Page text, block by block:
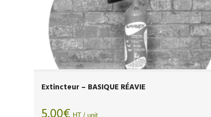
Extincteur – BASIQUE RÉAVIE
HT / unit